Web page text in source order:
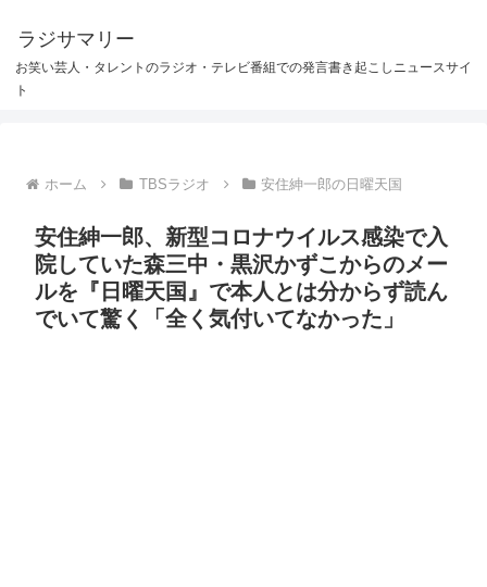
ラジサマリー
お笑い芸人・タレントのラジオ・テレビ番組での発言書き起こしニュースサイ
ト
ホーム TBSラジオ 安住紳一郎の日曜天国
安住紳一郎、新型コロナウイルス感染で入
院していた森三中・黒沢かずこからのメー
ルを『日曜天国』で本人とは分からず読ん
でいて驚く「全く気付いてなかった」